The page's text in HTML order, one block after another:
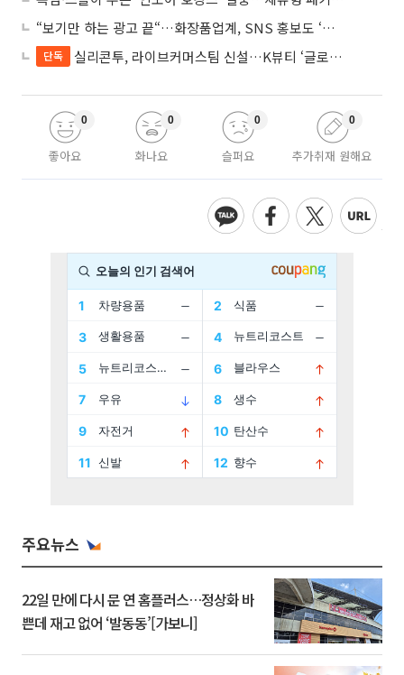
“보기만 하는 광고 끝“…화장품업계, SNS 홍보도 ‘참여형 콘텐츠’로 변모
단독 실리콘투, 라이브커머스팀 신설…K뷰티 ‘글로벌 판매망’ 확대
좋아요
0
화나요
0
슬퍼요
0
추가취재 원해요
0
주요뉴스
22일 만에 다시 문 연 홈플러스…정상화 바
쁜데 재고 없어 ‘발동동’[가보니]